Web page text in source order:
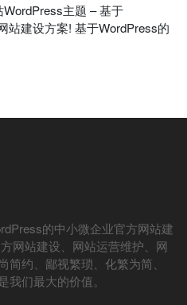
主题 – 基于
站建设方案! 基于WordPress的
的中小微企业官方网站建
网站建设、网站运营维护、网
约、鄙视繁琐、化繁为简、
们最大的价值。